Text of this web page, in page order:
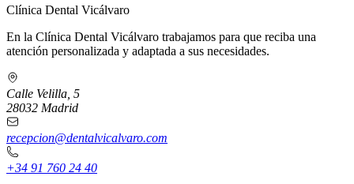
Clínica Dental Vicálvaro
En la Clínica Dental Vicálvaro trabajamos para que reciba una
atención personalizada y adaptada a sus necesidades.
Calle Velilla, 5
28032 Madrid
recepcion@dentalvicalvaro.com
+34 91 760 24 40